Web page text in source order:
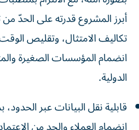
أبرز المشروع قدرته على الحدّ
تكاليف الامتثال، وتقليص
انضمام المؤسسات الصغيرة
الدولية.
قابلية نقل البيانات عبر